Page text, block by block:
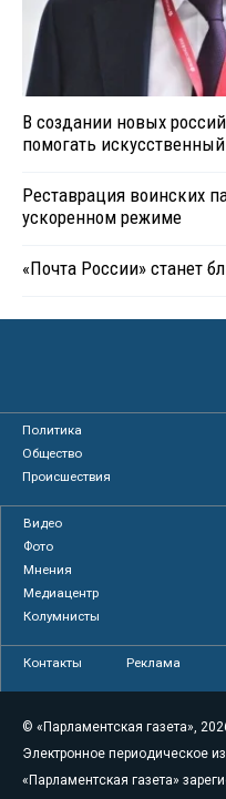
В создании новых
помогать
Реставрация воинских
ускоренном режиме
«Почта России» станет
Политика
Общество
Происшествия
Видео
Фото
Мнения
Медиацентр
Колумнисты
Контакты Реклама
© «Парламентская газета»,
Электронное периодическое
«Парламентская газета»